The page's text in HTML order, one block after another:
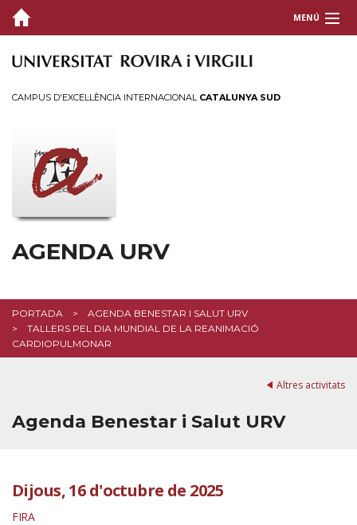
MENÚ
CAMPUS D'EXCEL·LÈNCIA INTERNACIONAL CATALUNYA SUD
AGENDA URV
PORTADA
AGENDA BENESTAR I SALUT URV
TALLERS PEL DIA MUNDIAL DE LA REANIMACIÓ
CARDIOPULMONAR
Altres activitats
Agenda Benestar i Salut URV
Dijous, 16 d'octubre de 2025
FIRA